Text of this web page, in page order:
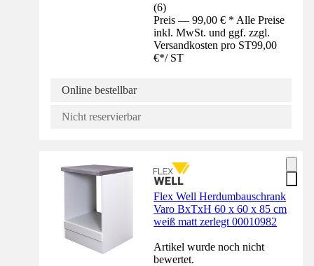
(6)
Preis — 99,00 € * Alle Preise
inkl. MwSt. und ggf. zzgl.
Versandkosten pro ST99,00
€*/ ST
Online bestellbar
Nicht reservierbar
Flex Well Herdumbauschrank
Varo BxTxH 60 x 60 x 85 cm
weiß matt zerlegt 00010982
Artikel wurde noch nicht
bewertet.